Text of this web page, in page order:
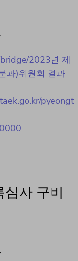
2023년 제
과)위원회 결과
pyeongt
사 구비